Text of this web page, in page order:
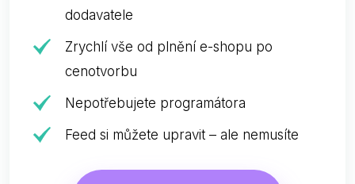
dodavatele
Zrychlí vše od plnění e-shopu po
cenotvorbu
Nepotřebujete programátora
Feed si můžete upravit – ale nemusíte